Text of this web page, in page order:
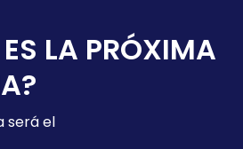
LA PRÓXIMA
será el